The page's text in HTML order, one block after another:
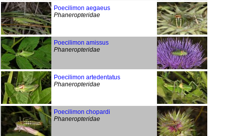
Poecilimon aegaeus
Phaneropteridae
Poecilimon amissus
Phaneropteridae
Poecilimon artedentatus
Phaneropteridae
Poecilimon chopardi
Phaneropteridae